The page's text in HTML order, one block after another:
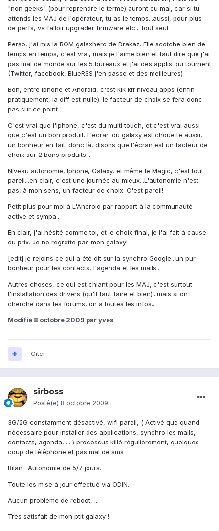
"non geeks" (pour reprendre le terme) auront du mal, car si tu
attends les MAJ de l'opérateur, tu as le temps...aussi, pour plus
de perfs, va falloir upgrader firmware etc... tout seul
Perso, j'ai mis la ROM galaxhero de Drakaz. Elle scotche bien de
temps en temps, c'est vrai, mais je l'aime bien et faut dire que j'ai
pas mal de monde sur les 5 bureaux et j'ai des applis qui tournent
(Twitter, facebook, BlueRSS j'en passe et des meilleures)
Bon, entre Iphone et Android, c'est kik kif niveau apps (enfin
pratiquement, la diff est nulle). le facteur de choix se fera donc
pas sur ce point
C'est vrai que l'iphone, c'est du multi touch, et c'est vrai aussi
que c'est un bon produit. L'écran du galaxy est chouette aussi,
un bonheur en fait. donc là, disons que l'écran est un facteur de
choix sur 2 bons produits...
Niveau autonomie, Iphone, Galaxy, et même le Magic, c'est tout
pareil...en clair, c'est une journée au mieux...L'autonomie n'est
pas, à mon sens, un facteur de choix. C'est pareil!
Petit plus pour moi à L'Android par rapport à la communauté
active et sympa...
En clair, j'ai hésité comme toi, et le choix final, je l'ai fait à cause
du prix. Je ne regrette pas mon galaxy!
[edit] je rejoins ce qui a été dit sur la synchro Google...un pur
bonheur pour les contacts, l'agenda et les mails...
Autres choses, ce qui est chiant pour les MAJ, c'est surtout
l'installation des drivers (qu'il faut faire et bien)...mais si on
cherche dans les forums, on a toutes les infos...
Modifié 8 octobre 2009 par yves
Citer
sirboss
Posté(e) 8 octobre 2009
3G/2G constamment désactivé, wifi pareil, ( Activé que quand
nécessaire pour installer des applications, synchro les mails,
contacts, agenda, ... ) processus killé régulièrement, quelques
coup de téléphone et pas mal de sms
Bilan : Autonomie de 5/7 jours.
Toute les mise à jour effectué via ODIN.
Aucun problème de reboot, ...
Très satisfait de mon ptit galaxy !